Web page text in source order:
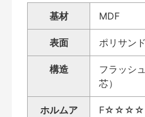
基材 MDF
表面 ポリサン
構造
フラッシ
芯）
ホルムア
F☆☆☆☆